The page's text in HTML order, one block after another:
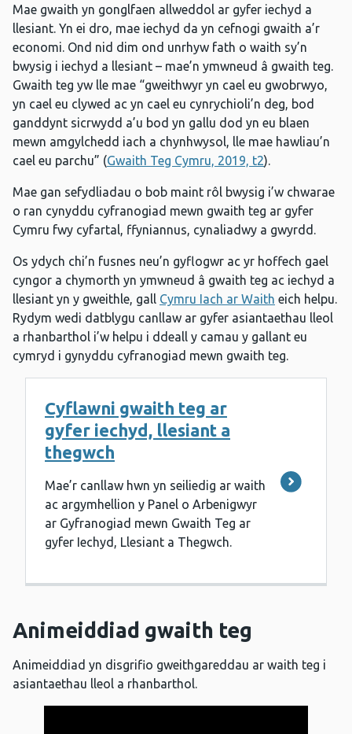
Mae gwaith yn gonglfaen allweddol ar gyfer iechyd a
llesiant. Yn ei dro, mae iechyd da yn cefnogi gwaith a’r
economi. Ond nid dim ond unrhyw fath o waith sy’n
bwysig i iechyd a llesiant – mae’n ymwneud â gwaith teg.
Gwaith teg yw lle mae “gweithwyr yn cael eu gwobrwyo,
yn cael eu clywed ac yn cael eu cynrychioli’n deg, bod
ganddynt sicrwydd a’u bod yn gallu dod yn eu blaen
mewn amgylchedd iach a chynhwysol, lle mae hawliau’n
cael eu parchu” (Gwaith Teg Cymru, 2019, t2).
Mae gan sefydliadau o bob maint rôl bwysig i’w chwarae
o ran cynyddu cyfranogiad mewn gwaith teg ar gyfer
Cymru fwy cyfartal, ffyniannus, cynaliadwy a gwyrdd.
Os ydych chi’n fusnes neu’n gyflogwr ac yr hoffech gael
cyngor a chymorth yn ymwneud â gwaith teg ac iechyd a
llesiant yn y gweithle, gall Cymru Iach ar Waith eich helpu.
Rydym wedi datblygu canllaw ar gyfer asiantaethau lleol
a rhanbarthol i’w helpu i ddeall y camau y gallant eu
cymryd i gynyddu cyfranogiad mewn gwaith teg.
Cyflawni gwaith teg ar
gyfer iechyd, llesiant a
thegwch
Mae’r canllaw hwn yn seiliedig ar waith
ac argymhellion y Panel o Arbenigwyr
ar Gyfranogiad mewn Gwaith Teg ar
gyfer Iechyd, Llesiant a Thegwch.
Animeiddiad gwaith teg
Animeiddiad yn disgrifio gweithgareddau ar waith teg i
asiantaethau lleol a rhanbarthol.